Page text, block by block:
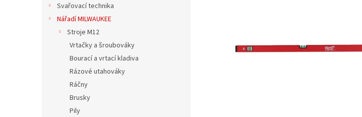
Svařovací technika
Nářadí MILWAUKEE
Stroje M12
Vrtačky a šroubováky
Bourací a vrtací kladiva
Rázové utahováky
Ráčny
Brusky
Pily